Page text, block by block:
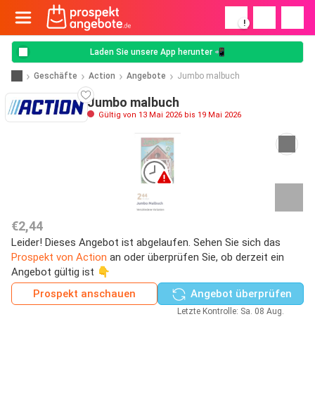
!
Laden Sie unsere App herunter 📲
Geschäfte Action Angebote Jumbo malbuch
Jumbo malbuch
Gültig von 13 Mai 2026 bis 19 Mai 2026
€2,44
Leider! Dieses Angebot ist abgelaufen. Sehen Sie sich das
Prospekt von Action an oder überprüfen Sie, ob derzeit ein
Angebot gültig ist 👇
Prospekt anschauen
Angebot überprüfen
Letzte Kontrolle: Sa. 08 Aug.